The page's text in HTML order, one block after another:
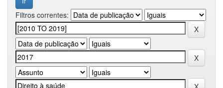
Filtros correntes: